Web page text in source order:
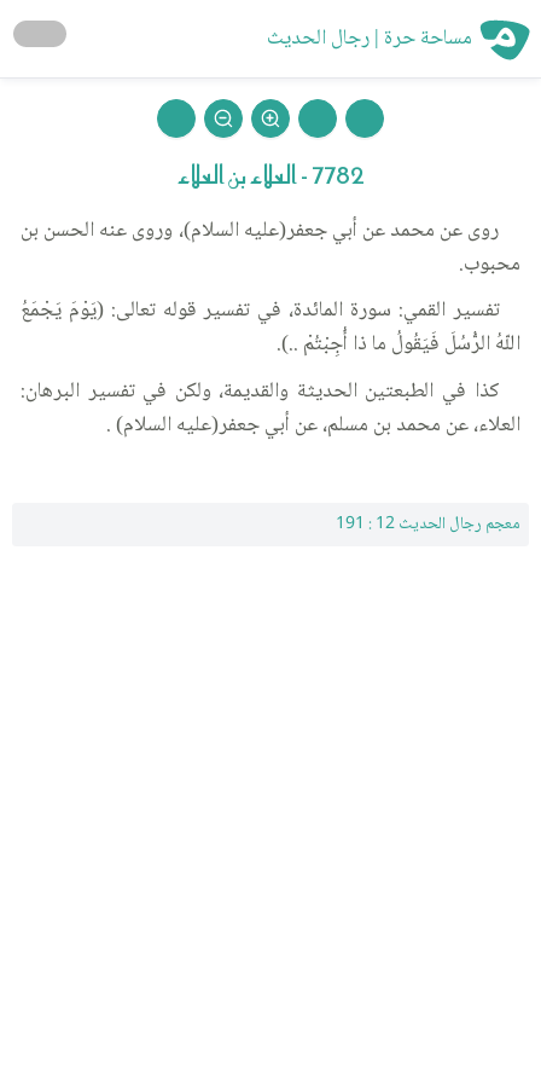
مساحة حرة | رجال الحديث
7782 - العلاء بن العلاء
روى عن محمد عن أبي جعفر(عليه السلام)، وروى عنه الحسن بن
محبوب.
تفسير القمي: سورة المائدة، في تفسير قوله تعالى: (يَوْمَ يَجْمَعُ
اللّهُ الرُّسُلَ فَيَقُولُ ما ذا أُجِبْتُمْ ..).
كذا في الطبعتين الحديثة والقديمة، ولكن في تفسير البرهان:
العلاء، عن محمد بن مسلم، عن أبي جعفر(عليه السلام) .
معجم رجال الحديث 12 : 191